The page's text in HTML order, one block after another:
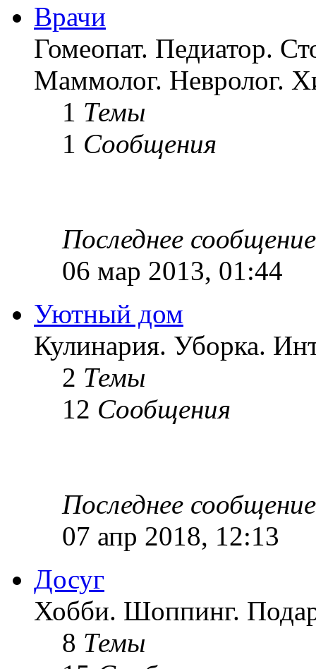
Врачи
Гомеопат. Педиатор.
Маммолог. Невролог.
1 Темы
1 Сообщения
Последнее сообщение
06 мар 2013, 01:44
Уютный дом
Кулинария. Уборка.
2 Темы
12 Сообщения
Последнее сообщение
07 апр 2018, 12:13
Досуг
Хобби. Шоппинг.
8 Темы